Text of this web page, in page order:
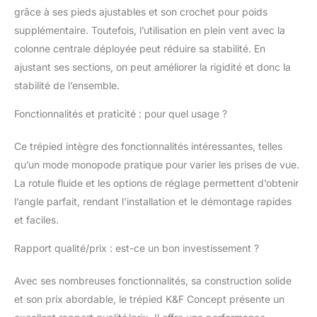
une capacité de charge
sûre de 15 kg pour
votre prise de vue.
La vis 1/4" à
des appareils photo,
numériques,
projecteurs et
télescopes, etc. Votre
téléphone peut
également être
supplémentaire. 【Prise
bas】 Il peut vous aider
à réaliser la prise de
vue à l'angle le plus
grâce à ses pieds ajustables et son crochet pour poids
supplémentaire. Toutefois, l’utilisation en plein vent avec la
colonne centrale déployée peut réduire sa stabilité. En
ajustant ses sections, on peut améliorer la rigidité et donc la
stabilité de l’ensemble.
Fonctionnalités et praticité : pour quel usage ?
Ce trépied intègre des fonctionnalités intéressantes, telles
qu’un mode monopode pratique pour varier les prises de vue.
La rotule fluide et les options de réglage permettent d’obtenir
l’angle parfait, rendant l’installation et le démontage rapides
et faciles.
Rapport qualité/prix : est-ce un bon investissement ?
Avec ses nombreuses fonctionnalités, sa construction solide
et son prix abordable, le trépied K&F Concept présente un